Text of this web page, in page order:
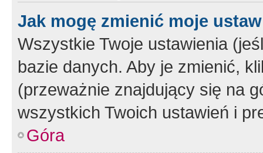
Jak mogę zmienić moje
Wszystkie Twoje ustawienia
bazie danych. Aby je zmienić,
(przeważnie znajdujący się na
wszystkich Twoich ustawień i
Góra